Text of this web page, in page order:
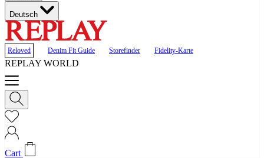
Deutsch
Reloved Denim Fit Guide Storefinder Fidelity-Karte
REPLAY WORLD
Cart